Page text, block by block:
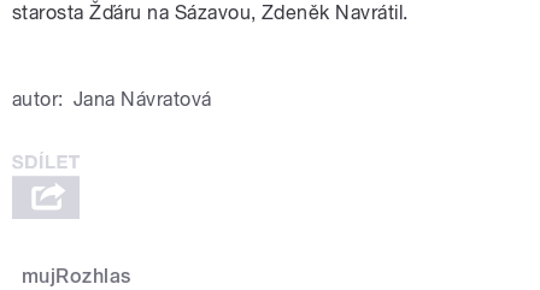
starosta Žďáru na Sázavou, Zdeněk Navrátil.
autor: Jana Návratová
mujRozhlas